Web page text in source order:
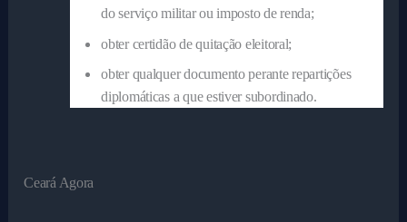
do serviço militar ou imposto de renda;
obter certidão de quitação eleitoral;
obter qualquer documento perante repartições
diplomáticas a que estiver subordinado.
Ceará Agora